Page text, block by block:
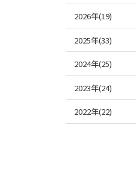
2026年(19)
2025年(33)
2024年(25)
2023年(24)
2022年(22)